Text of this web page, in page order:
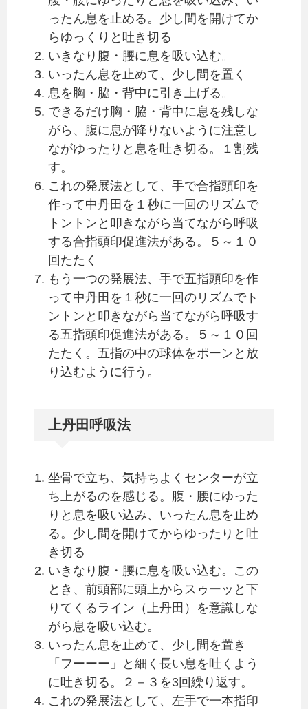
ったん息を止める。少し間を開けてか
らゆっくりと吐き切る
いきなり腹・腰に息を吸い込む。
いったん息を止めて、少し間を置く
息を胸・脇・背中に引き上げる。
できるだけ胸・脇・背中に息を残しな
がら、腹に息が降りないように注意し
ながゆったりと息を吐き切る。１割残
す。
これの発展法として、手で合指頭印を
作って中丹田を１秒に一回のリズムで
トントンと叩きながら当てながら呼吸
する合指頭印促進法がある。５～１０
回たたく
もう一つの発展法、手で五指頭印を作
って中丹田を１秒に一回のリズムでト
ントンと叩きながら当てながら呼吸す
る五指頭印促進法がある。５～１０回
たたく。五指の中の球体をポーンと放
り込むように行う。
上丹田呼吸法
坐骨で立ち、気持ちよくセンターが立
ち上がるのを感じる。腹・腰にゆった
りと息を吸い込み、いったん息を止め
る。少し間を開けてからゆったりと吐
き切る
いきなり腹・腰に息を吸い込む。この
とき、前頭部に頭上からスゥーッと下
りてくるライン（上丹田）を意識しな
がら息を吸い込む。
いったん息を止めて、少し間を置き
「フーーー」と細く長い息を吐くよう
に吐き切る。２－３を3回繰り返す。
これの発展法として、左手で一本指印